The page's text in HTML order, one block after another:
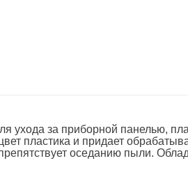
ухода за приборной панелью,
пластика и придает
оседанию пыли.